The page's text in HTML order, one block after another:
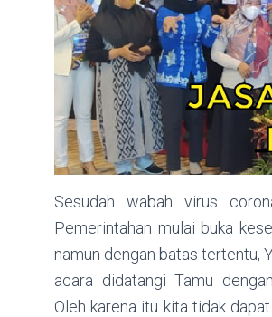
Sesudah wabah virus
Pemerintahan mulai buka
namun dengan batas tertentu,
acara didatangi Tamu
Oleh karena itu kita tidak